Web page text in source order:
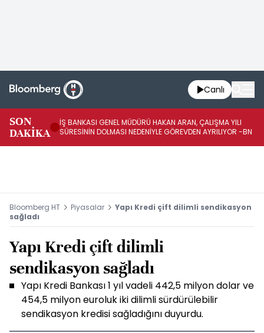
Canlı
SON
DAKİKA
İŞ BANKASI GENEL MÜDÜRÜ HAKAN ARAN, ÇALIŞMA YILI
SÜRESİNİN DOLMASI NEDENİYLE GÖREVDEN AYRILIYOR -BN
Bloomberg HT Piyasalar
Yapı Kredi çift dilimli sendikasyon
sağladı
Yapı Kredi çift dilimli
sendikasyon sağladı
Yapı Kredi Bankası 1 yıl vadeli 442,5 milyon dolar ve
454,5 milyon euroluk iki dilimli sürdürülebilir
sendikasyon kredisi sağladığını duyurdu.